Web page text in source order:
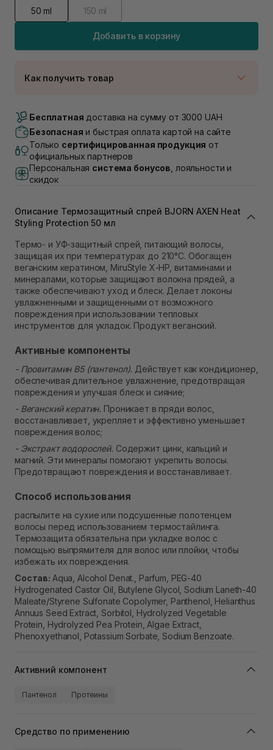
50 ml 150 ml
Добавить в корзину
Как получить товар
В наличии
Самовывоз г. Луцк, Винниченка 4
Самовывоз г. Львов, ул. Академика Подстригача,
1В (Duck's Lake)
Самовывоз г. Львов ул. Степана Бандеры 43
В наличии
Самовывоз Ровно
В наличии
Самовывоз г. Ровно, ул. Кулика и Гудачека 23 (ТЦ
Экватор)
В наличии
Бесплатная доставка на сумму от 3000 UAH
Безопасная и быстрая оплата картой на сайте
Только сертифицированная продукция от
официальных партнеров
Персональная система бонусов , лояльности и
скидок
Описание Термозащитный спрей BJORN AXEN Heat
Styling Protection 50 мл
Термо- и УФ-защитный спрей, питающий волосы,
защищая их при температурах до 210°C. Обогащен
веганским кератином, MiruStyle X-HP, витаминами и
минералами, которые защищают волокна прядей, а
также обеспечивают уход и блеск. Делает локоны
увлажненными и защищенными от возможного
повреждения при использовании тепловых
инструментов для укладок. Продукт веганский.
Активные компоненты
- Провитамин B5 (пантенол). Действует как кондиционер,
обеспечивая длительное увлажнение, предотвращая
повреждения и улучшая блеск и сияние;
- Веганский кератин. Проникает в пряди волос,
восстанавливает, укрепляет и эффективно уменьшает
повреждения волос;
- Экстракт водорослей. Содержит цинк, кальций и
магний. Эти минералы помогают укрепить волосы.
Предотвращают повреждения и восстанавливает.
Способ использования
распылите на сухие или подсушенные полотенцем
волосы перед использованием термостайлинга.
Термозащита обязательна при укладке волос с
помощью выпрямителя для волос или плойки, чтобы
избежать их повреждения.
Состав: Aqua, Alcohol Denat., Parfum, PEG-40
Hydrogenated Castor Oil, Butylene Glycol, Sodium Laneth-40
Maleate/Styrene Sulfonate Copolymer, Panthenol, Helianthus
Annuus Seed Extract, Sorbitol, Hydrolyzed Vegetable
Protein, Hydrolyzed Pea Protein, Algae Extract,
Phenoxyethanol, Potassium Sorbate, Sodium Benzoate.
Активний компонент
Пантенол Протеины
Средство по применению